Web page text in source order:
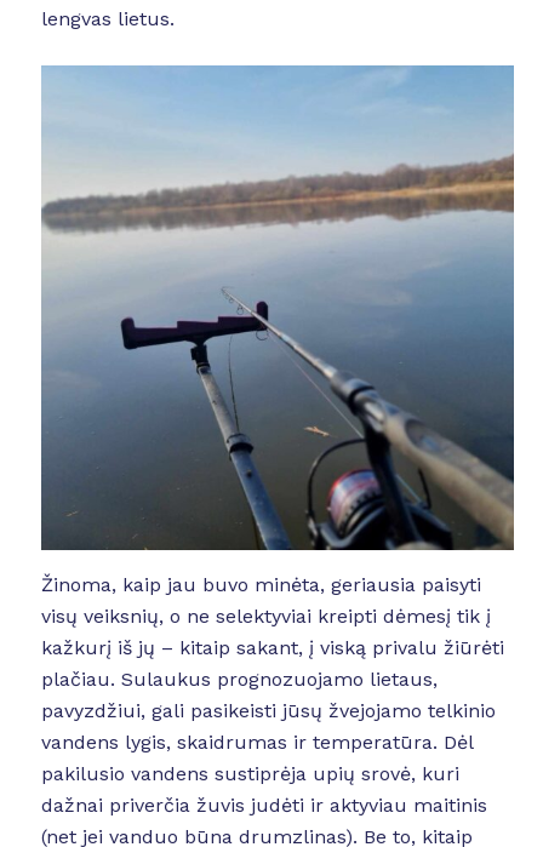
lengvas lietus.
Žinoma, kaip jau buvo minėta, geriausia paisyti
visų veiksnių, o ne selektyviai kreipti dėmesį tik į
kažkurį iš jų – kitaip sakant, į viską privalu žiūrėti
plačiau. Sulaukus prognozuojamo lietaus,
pavyzdžiui, gali pasikeisti jūsų žvejojamo telkinio
vandens lygis, skaidrumas ir temperatūra. Dėl
pakilusio vandens sustiprėja upių srovė, kuri
dažnai priverčia žuvis judėti ir aktyviau maitinis
(net jei vanduo būna drumzlinas). Be to, kitaip